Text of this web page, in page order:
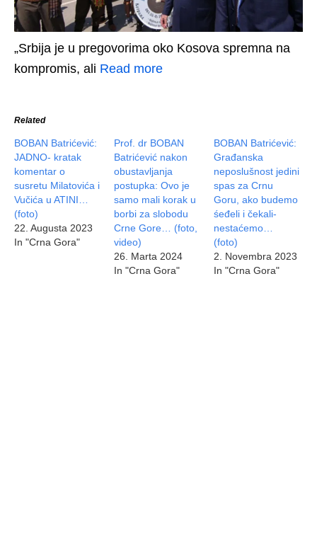
„Srbija je u pregovorima oko Kosova spremna na
kompromis, ali Read more
Related
BOBAN Batrićević:
JADNO- kratak
komentar o
susretu Milatovića i
Vučića u ATINI…
(foto)
22. Augusta 2023
In "Crna Gora"
Prof. dr BOBAN
Batrićević nakon
obustavljanja
postupka: Ovo je
samo mali korak u
borbi za slobodu
Crne Gore… (foto,
video)
26. Marta 2024
In "Crna Gora"
BOBAN Batrićević:
Građanska
neposlušnost jedini
spas za Crnu
Goru, ako budemo
śeđeli i čekali-
nestaćemo…
(foto)
2. Novembra 2023
In "Crna Gora"